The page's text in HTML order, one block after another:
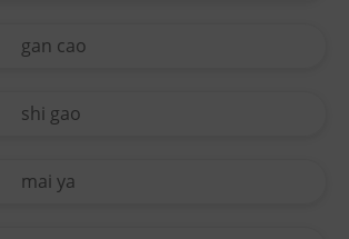
gan cao
shi gao
mai ya